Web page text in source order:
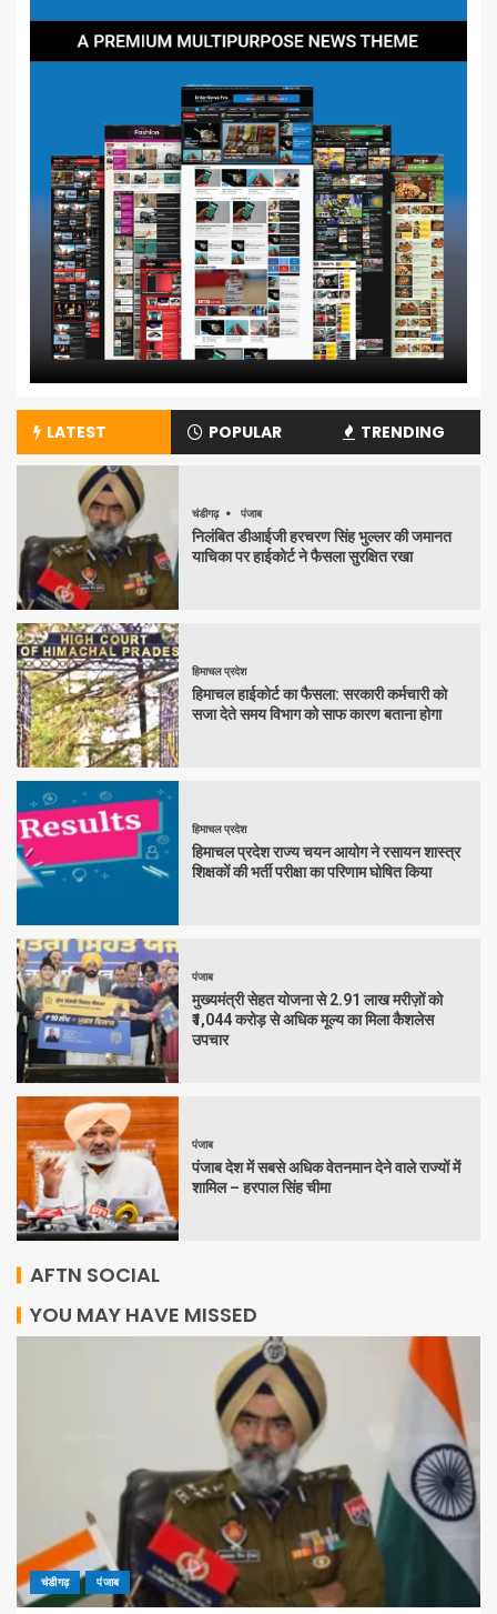
LATEST POPULAR TRENDING
चंडीगढ़ पंजाब
निलंबित डीआईजी हरचरण सिंह भुल्लर की जमानत
याचिका पर हाईकोर्ट ने फैसला सुरक्षित रखा
हिमाचल प्रदेश
हिमाचल हाईकोर्ट का फैसला: सरकारी कर्मचारी को
सजा देते समय विभाग को साफ कारण बताना होगा
हिमाचल प्रदेश
हिमाचल प्रदेश राज्य चयन आयोग ने रसायन शास्त्र
शिक्षकों की भर्ती परीक्षा का परिणाम घोषित किया
पंजाब
मुख्यमंत्री सेहत योजना से 2.91 लाख मरीज़ों को
₹1,044 करोड़ से अधिक मूल्य का मिला कैशलेस
उपचार
पंजाब
पंजाब देश में सबसे अधिक वेतनमान देने वाले राज्यों में
शामिल – हरपाल सिंह चीमा
AFTN SOCIAL
YOU MAY HAVE MISSED
चंडीगढ़ पंजाब